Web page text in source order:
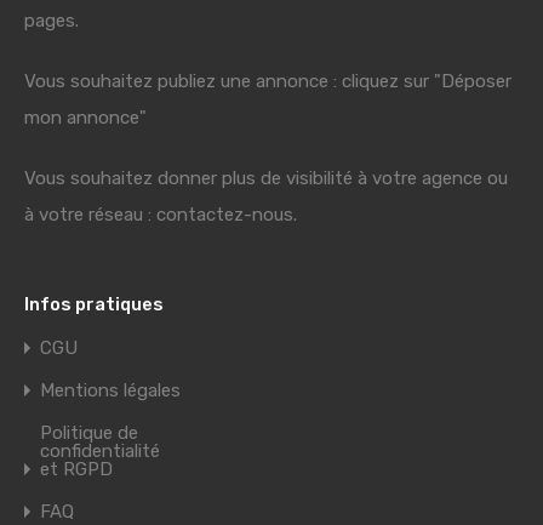
pages.
Vous souhaitez publiez une annonce : cliquez sur "Déposer
mon annonce"
Vous souhaitez donner plus de visibilité à votre agence ou
à votre réseau : contactez-nous.
Infos pratiques
CGU
Mentions légales
Politique de
confidentialité
et RGPD
FAQ